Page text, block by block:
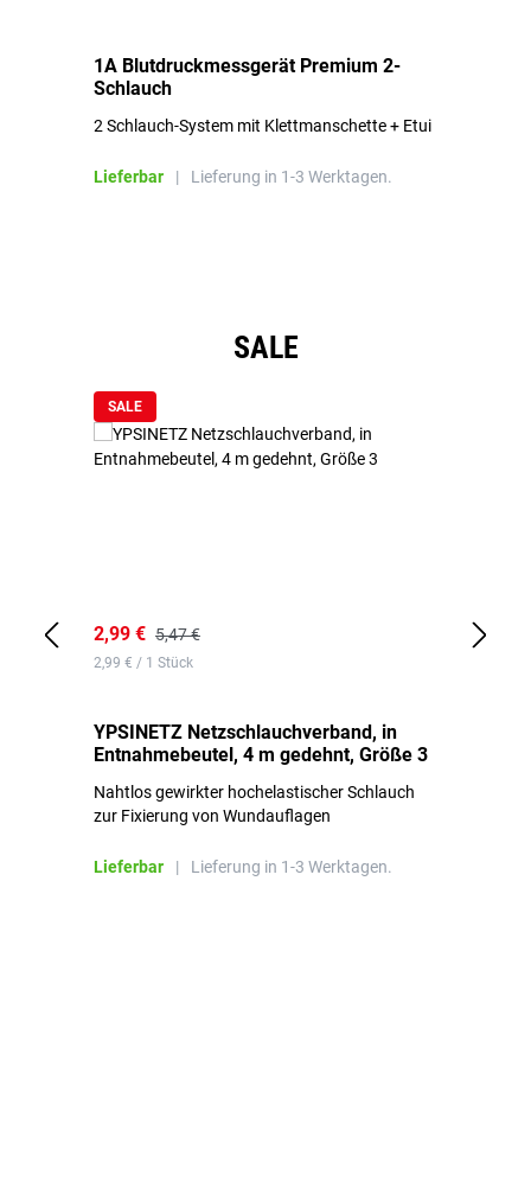
1A Blutdruckmessgerät Premium 2-
Schlauch
2 Schlauch-System mit Klettmanschette + Etui
Lieferbar | Lieferung in 1-3 Werktagen.
SALE
SALE
2,99 € 5,47 €
2,99 € / 1 Stück
YPSINETZ Netzschlauchverband, in
Entnahmebeutel, 4 m gedehnt, Größe 3
Nahtlos gewirkter hochelastischer Schlauch
zur Fixierung von Wundauflagen
Lieferbar | Lieferung in 1-3 Werktagen.